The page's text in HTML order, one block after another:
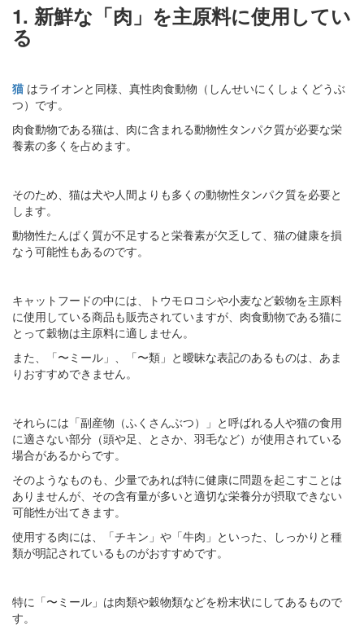
1. 新鮮な「肉」を主原料に使用してい
る
猫 はライオンと同様、真性肉食動物（しんせいにくしょくどうぶ
つ）です。
肉食動物である猫は、肉に含まれる動物性タンパク質が必要な栄
養素の多くを占めます。
そのため、猫は犬や人間よりも多くの動物性タンパク質を必要と
します。
動物性たんぱく質が不足すると栄養素が欠乏して、猫の健康を損
なう可能性もあるのです。
キャットフードの中には、トウモロコシや小麦など穀物を主原料
に使用している商品も販売されていますが、肉食動物である猫に
とって穀物は主原料に適しません。
また、「〜ミール」、「〜類」と曖昧な表記のあるものは、あま
りおすすめできません。
それらには「副産物（ふくさんぶつ）」と呼ばれる人や猫の食用
に適さない部分（頭や足、とさか、羽毛など）が使用されている
場合があるからです。
そのようなものも、少量であれば特に健康に問題を起こすことは
ありませんが、その含有量が多いと適切な栄養分が摂取できない
可能性が出てきます。
使用する肉には、「チキン」や「牛肉」といった、しっかりと種
類が明記されているものがおすすめです。
特に「〜ミール」は肉類や穀物類などを粉末状にしてあるもので
す。